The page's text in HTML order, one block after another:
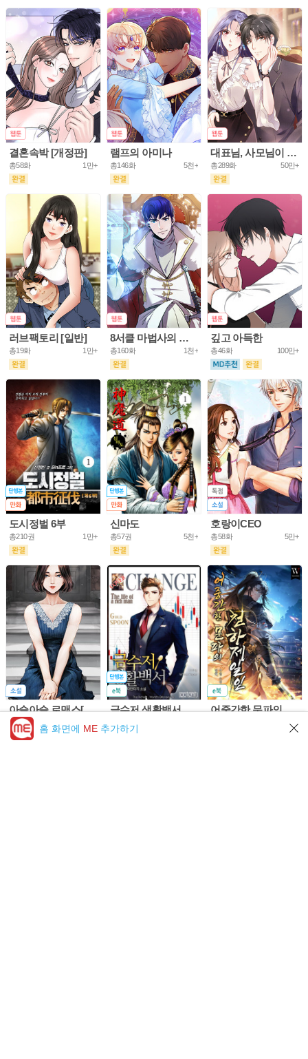
결혼속박 [개정판]
총58화 1만+
램프의 아미나
총146화 5천+
대표님, 사모님이 도망가요
총289화 50만+
러브팩토리 [일반]
총19화 1만+
8서클 마법사의 환생
총160화 1천+
깊고 아득한
총46화 100만+
도시정벌 6부
총210권 1만+
신마도
총57권 5천+
호랑이CEO
총58화 5만+
아슬아슬 로맨스[개정판]
총61화
금수저 생활백서 어중간한 문파의 천하제일인
5만+
홈 화면에 ME 추가하기